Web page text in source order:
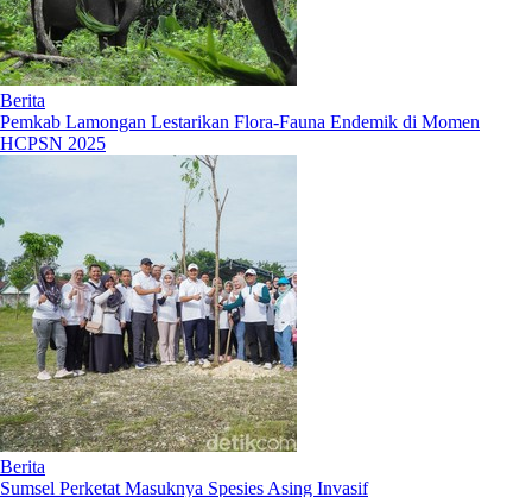
Berita
Pemkab Lamongan Lestarikan Flora-Fauna Endemik di Momen
HCPSN 2025
Berita
Sumsel Perketat Masuknya Spesies Asing Invasif